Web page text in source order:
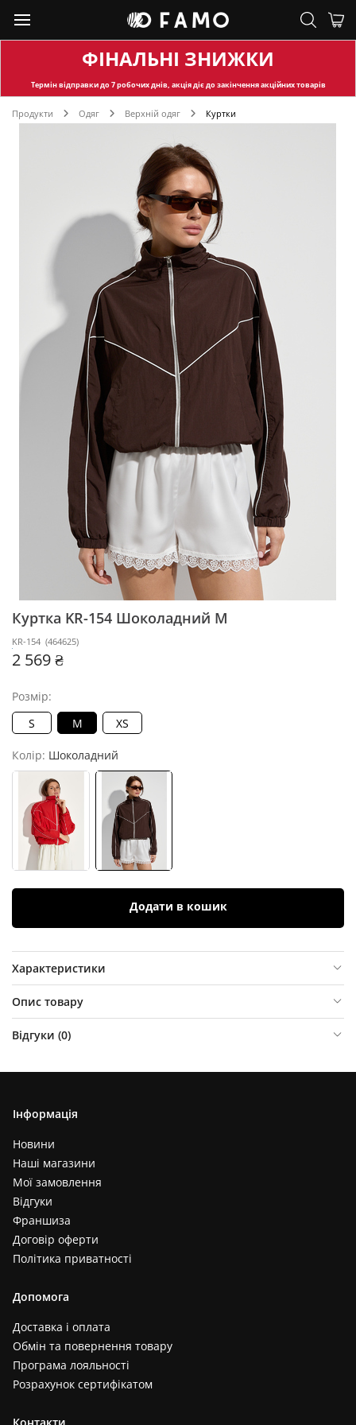
ФІНАЛЬНІ ЗНИЖКИ
Термін відправкидо 7 робочих днів, акція діє до закінчення акційних товарів
Продукти Одяг Верхній одяг Куртки
Куртка KR-154 Шоколадний M
KR-154 (464625)
2 569 ₴
Розмір:
S
M XS
Колір: Шоколадний
Додати в кошик
Характеристики
Опис товару
Відгуки (0)
Інформація
Новини
Наші магазини
Мої замовлення
Відгуки
Франшиза
Договір оферти
Політика приватності
Допомога
Доставка і оплата
Обмін та повернення товару
Програма лояльності
Розрахунок сертифікатом